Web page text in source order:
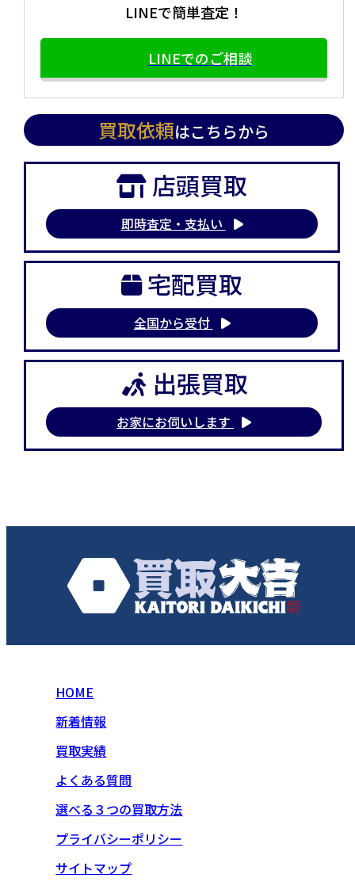
LINEで簡単査定！
LINEでのご相談
買取依頼はこちらから
店頭買取
即時査定・支払い
宅配買取
全国から受付
出張買取
お家にお伺いします
HOME
新着情報
買取実績
よくある質問
選べる３つの買取方法
プライバシーポリシー
サイトマップ